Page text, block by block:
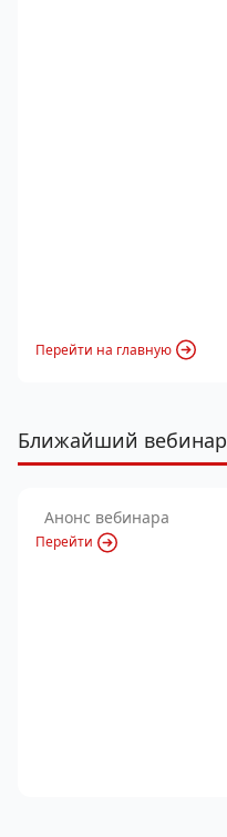
Перейти на главную
Ближайший вебинар
Анонс вебинара
Перейти